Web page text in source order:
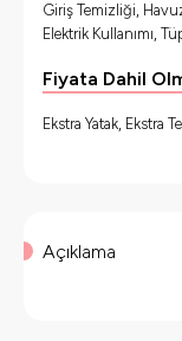
Giriş Temizliği,
Elektrik Kullanımı,
Fiyata Dahil
Ekstra Yatak, Ekstra
Açıklama